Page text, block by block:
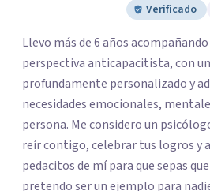
Verificado
Llevo más de 6 años
perspectiva anticapacitista, con
profundamente personalizado y
necesidades emocionales,
persona. Me considero un
reír contigo, celebrar tus logros y
pedacitos de mí para que sepas
pretendo ser un ejemplo para